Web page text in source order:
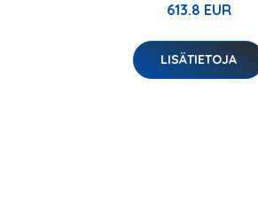
613.8 EUR
LISÄTIETOJA